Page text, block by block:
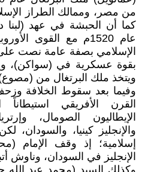
من مصر، وممالك الطراز
كما أن الحبشة في عهد (لبنا
عام 1520م مع القوى
الإسلامي بصفة عامة نصت
بقوة عسكرية في (سواكن)،
ويتخذ ملك البرتغال من
وفيما بعد سقوط الخلافة
القرن الأفريقي
الإيطاليون الصومال،
والإنجليز كينيا، والسودان،
إسلامية؛ إذ وقف الإمام
الإنجليز في السودان، وناوش